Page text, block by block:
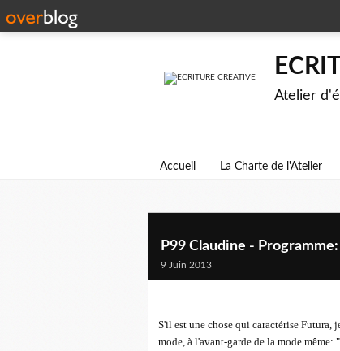
Atelier
Accueil La Charte de l'Atelier
P99 Claudine -
9 Juin 2013
S'il est une chose qui caractérise
mode, à l'avant-garde de la mode